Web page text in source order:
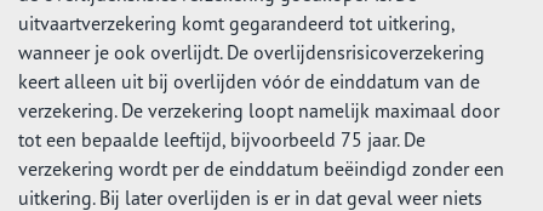
uitvaartverzekering komt gegarandeerd tot uitkering,
wanneer je ook overlijdt. De overlijdensrisicoverzekering
keert alleen uit bij overlijden vóór de einddatum van de
verzekering. De verzekering loopt namelijk maximaal door
tot een bepaalde leeftijd, bijvoorbeeld 75 jaar. De
verzekering wordt per de einddatum beëindigd zonder een
uitkering. Bij later overlijden is er in dat geval weer niets